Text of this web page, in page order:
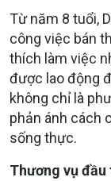
Từ năm 8 tuổi,
công việc bán
thích làm việc
được lao động
không chỉ là
phản ánh cách
sống thực.
Thương vụ đầu